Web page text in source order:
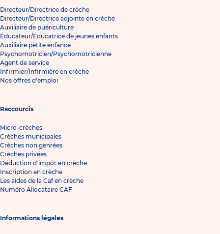
Directeur/Directrice de crèche
Directeur/Directrice adjointe en crèche
Auxiliaire de puériculture
Éducateur/Éducatrice de jeunes enfants
Auxiliaire petite enfance
Psychomotricien/Psychomotricienne
Agent de service
Infirmier/Infirmière en crèche
Nos offres d'emploi
Raccourcis
Micro-crèches
Crèches municipales
Crèches non genrées
Crèches privées
Déduction d'impôt en crèche
Inscription en crèche
Les aides de la Caf en crèche
Numéro Allocataire CAF
Informations légales